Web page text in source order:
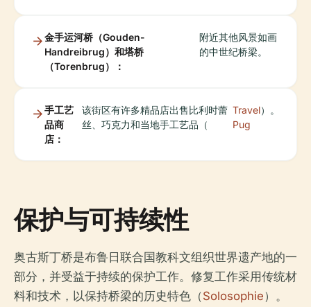
金手运河桥（Gouden-
Handreibrug）和塔桥
（Torenbrug）：
附近其他风景如画
的中世纪桥梁。
手工艺
品商
店：
该街区有许多精品店出售比利时蕾
丝、巧克力和当地手工艺品（
Travel
Pug
）。
保护与可持续性
奥古斯丁桥是布鲁日联合国教科文组织世界遗产地的一
部分，并受益于持续的保护工作。修复工作采用传统材
料和技术，以保持桥梁的历史特色（Solosophie）。